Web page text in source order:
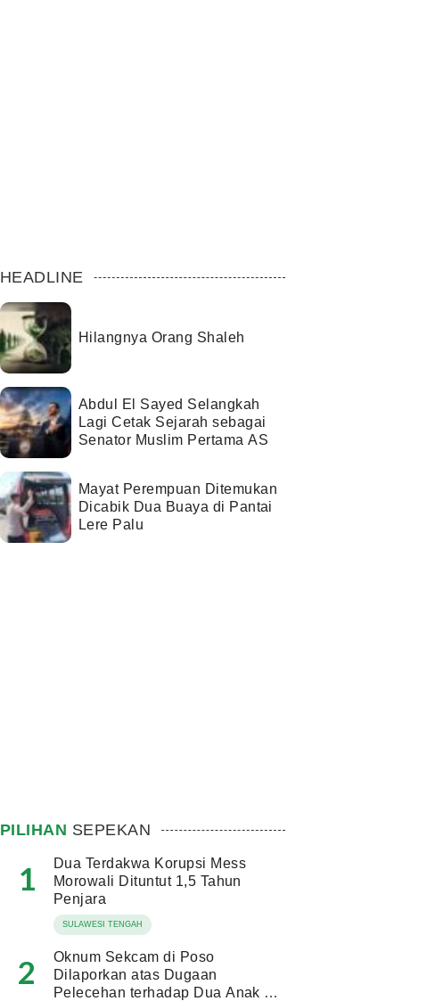
HEADLINE
Hilangnya Orang Shaleh
Abdul El Sayed Selangkah
Lagi Cetak Sejarah sebagai
Senator Muslim Pertama AS
Mayat Perempuan Ditemukan
Dicabik Dua Buaya di Pantai
Lere Palu
PILIHAN SEPEKAN
1
Dua Terdakwa Korupsi Mess
Morowali Dituntut 1,5 Tahun
Penjara
SULAWESI TENGAH
2
Oknum Sekcam di Poso
Dilaporkan atas Dugaan
Pelecehan terhadap Dua Anak di